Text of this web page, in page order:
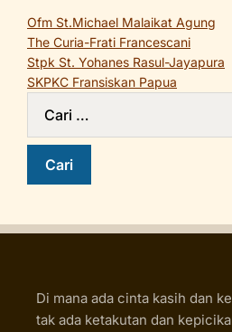
Ofm St.Michael Malaikat Agung
The Curia-Frati Francescani
Stpk St. Yohanes Rasul-Jayapura
SKPKC Fransiskan Papua
Di mana ada cinta kasih dan
tak ada ketakutan dan